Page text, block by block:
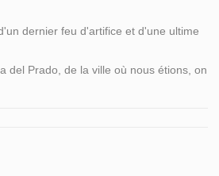
dernier feu d'artifice et d'une ultime
del Prado, de la ville où nous étions, on